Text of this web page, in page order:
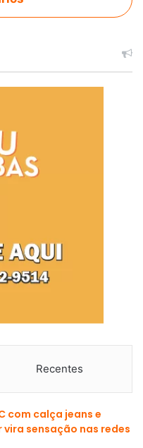
Recentes
com calça jeans e
sensação nas redes